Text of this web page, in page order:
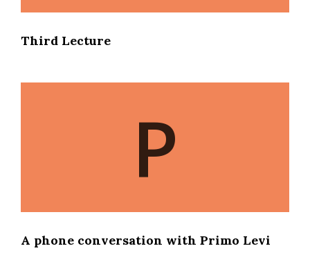
Third Lecture
P
A phone conversation with Primo Levi